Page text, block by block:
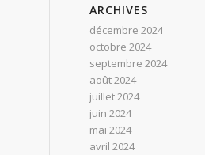
ARCHIVES
décembre 2024
octobre 2024
septembre 2024
août 2024
juillet 2024
juin 2024
mai 2024
avril 2024